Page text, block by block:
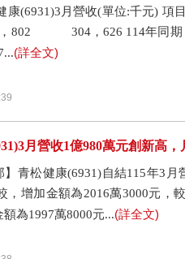
松健康(6931)3月營收(單
304，626 114年同
(詳全文)
月營收1億980萬元創新高，
】青松健康(6931)自結115年3
，增加金額為2016萬3000元，
為1997萬8000元...(詳全文)